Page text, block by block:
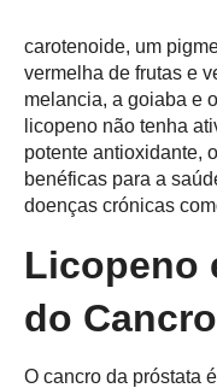
carotenoide, um
vermelha de frutas e
melancia, a goiaba e
licopeno não tenha
potente antioxidante,
benéficas para a
doenças crónicas
Licopeno
do
O cancro da próstata